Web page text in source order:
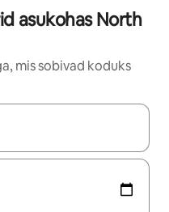
asukohas North
mis sobivad koduks
nooleklahvidega või